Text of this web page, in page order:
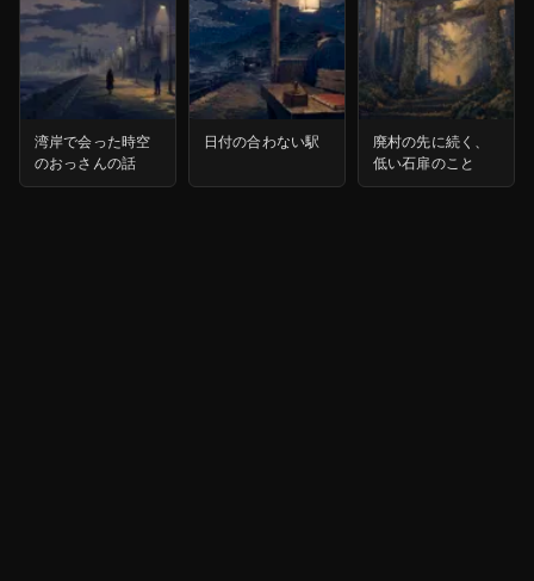
湾岸で会った時空
のおっさんの話
日付の合わない駅
廃村の先に続く、
低い石扉のこと